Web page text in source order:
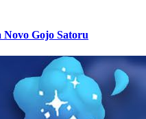
Novo Gojo Satoru